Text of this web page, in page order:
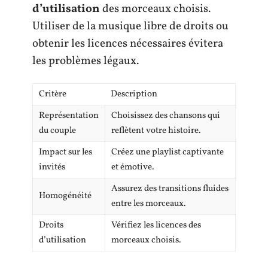
d’utilisationdes morceaux choisis.
Utiliser de la musique libre de droits ou
obtenir les licences nécessaires évitera
les problèmes légaux.
Critère
Description
Représentation
du couple
Choisissez des chansons qui
reflètent votre histoire.
Impact sur les
invités
Créez une playlist captivante
et émotive.
Homogénéité
Assurez des transitions fluides
entre les morceaux.
Droits
d’utilisation
Vérifiez les licences des
morceaux choisis.